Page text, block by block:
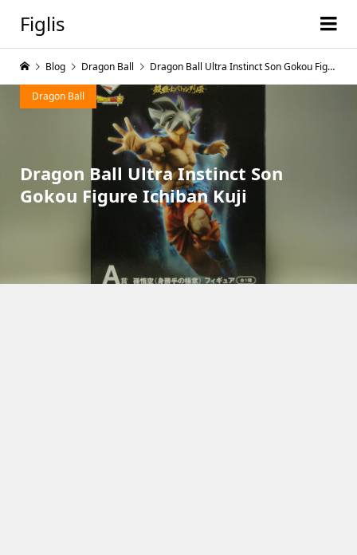
Figlis
Dragon Ball Ultra Instinct Son
Gokou Figure Ichiban Kuji
Dragon Ball
Blog Dragon Ball Dragon Ball Ultra Instinct Son Gokou Figure Ichiban Kuji